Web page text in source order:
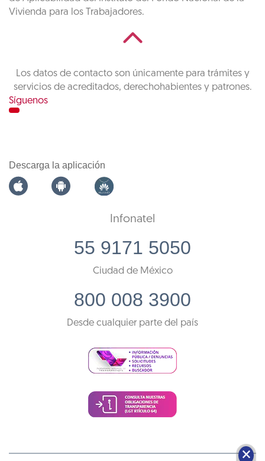
Vivienda para los Trabajadores.
Los datos de contacto son únicamente para trámites y
servicios de acreditados, derechohabientes y patrones.
Síguenos
Descarga la aplicación
Infonatel
55 9171 5050
Ciudad de México
800 008 3900
Desde cualquier parte del país
🗙